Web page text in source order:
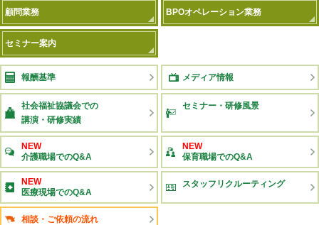
顧問業務 BPOオペレーション業務
セミナー案内
報酬基準 メディア情報
社会福祉協議会での
講演・研修実績
セミナー・研修風景
NEW
介護職場でのQ&A
NEW
保育職場でのQ&A
NEW
医療現場でのQ&A
スタッフリクルーティング
相談・ご依頼の流れ